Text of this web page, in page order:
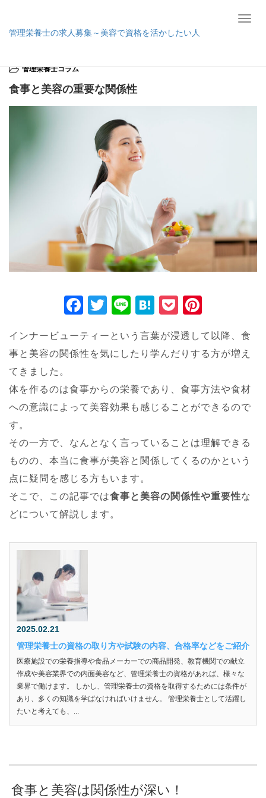
T
管理栄養士の求人募集～美容で資格を活かしたい人
管理栄養士コラム
食事と美容の重要な関係性
F
c
e
b
o
k
T
tt
er
Li
e
H
e
n
a
P
ck
et
er
e
st
インナービューティーという言葉が浸透して以降、食
事と美容の関係性を気にしたり学んだりする方が増え
てきました。
体を作るのは食事からの栄養であり、食事方法や食材
への意識によって美容効果も感じることができるので
す。
その一方で、なんとなく言っていることは理解できる
ものの、本当に食事が美容と関係してくるのかという
点に疑問を感じる方もいます。
そこで、この記事では食事と美容の関係性や重要性な
どについて解説します。
2025.02.21
管理栄養士の資格の取り方や試験の内容、合格率などをご紹介
医療施設での栄養指導や食品メーカーでの商品開発、教育機関での献立
作成や美容業界での内面美容など、管理栄養士の資格があれば、様々な
業界で働けます。 しかし、管理栄養士の資格を取得するためには条件が
あり、多くの知識を学ばなければいけません。 管理栄養士として活躍し
たいと考えても、...
食事と美容は関係性が深い！